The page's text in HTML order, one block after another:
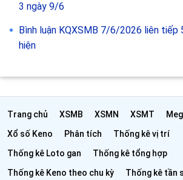
3 ngày 9/6
Bình luận KQXSMB 7/6/2026 liên tiếp
hiện
Trang chủ XSMB XSMN XSMT
Xổ số Keno
Phân tích
Thống kê vị trí
Thống kê Loto gan
Thống kê tổng hợp
Thống kê Keno theo chu kỳ
Thống kê tần